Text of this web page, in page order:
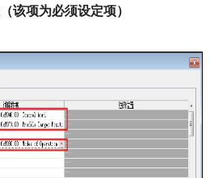
该项为必须设定项）